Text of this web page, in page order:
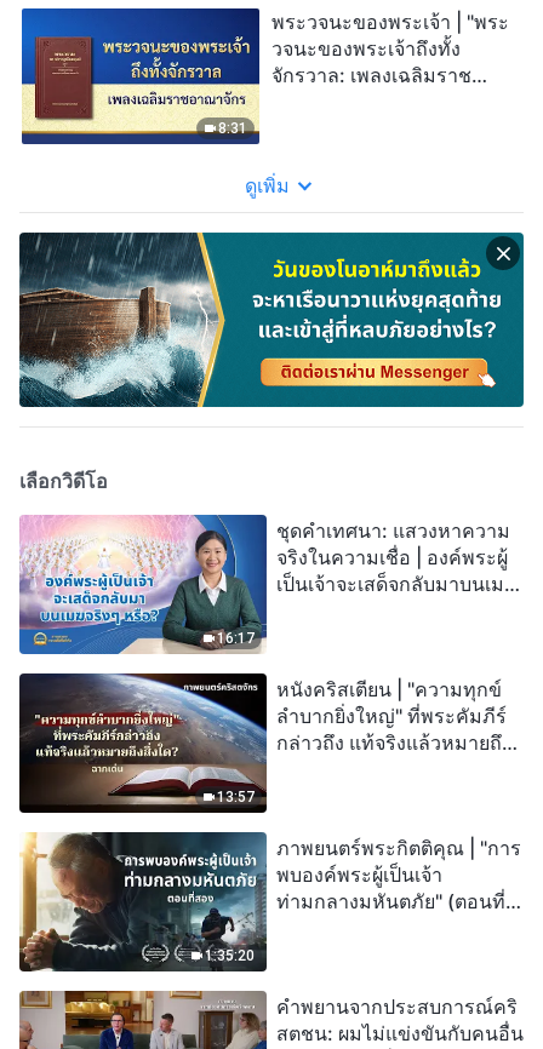
8:31
พระวจนะของพระเจ้า | "พระ
วจนะของพระเจ้าถึงทั้ง
จักรวาล: เพลงเฉลิมราช
ดูเพิ่ม
เลือกวิดีโอ
16:17
ชุดคำเทศนา: แสวงหาความ
จริงในความเชื่อ | องค์พระผู้
เป็นเจ้าจะเสด็จกลับมาบนเมฆ
13:57
หนังคริสเตียน | "ความทุกข์
ลำบากยิ่งใหญ่" ที่พระคัมภีร์
กล่าวถึง แท้จริงแล้วหมายถึง
1:35:20
ภาพยนตร์พระกิตติคุณ | "การ
พบองค์พระผู้เป็นเจ้า
ท่ามกลางมหันตภัย" (ตอนที่
คำพยานจากประสบการณ์คริ
สตชน: ผมไม่แข่งขันกับคนอื่น